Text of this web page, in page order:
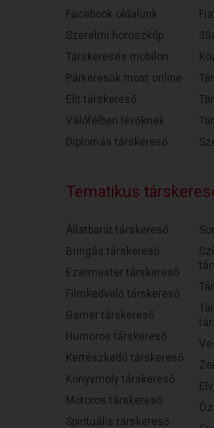
Facebook oldalunk
Szerelmi horoszkóp
Társkeresés mobilon
Párkeresők most online
Elit társkereső
Válófélben lévőknek
Diplomás társkereső
Tematikus
Állatbarát társkereső
Bringás társkereső
Ezermester társkereső
Filmkedvelő társkereső
Gamer társkereső
Humoros társkereső
Kertészkedő társkereső
Könyvmoly társkereső
Motoros társkereső
Spirituális társkereső